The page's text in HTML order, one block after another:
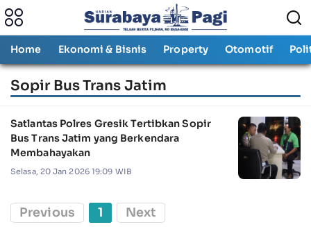
Home Ekonomi & Bisnis Property Otomotif
Sopir Bus Trans Jatim
Satlantas Polres Gresik Tertibkan Sopir
Bus Trans Jatim yang Berkendara
Membahayakan
Selasa, 20 Jan 2026 19:09 WIB
Previous 1 Next